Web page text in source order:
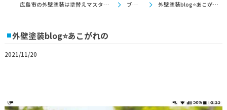
広島市の外壁塗装は塗替えマスターズ ブログ 外壁塗装blog⭐あこがれの
外壁塗装blog⭐あこがれの
2021/11/20